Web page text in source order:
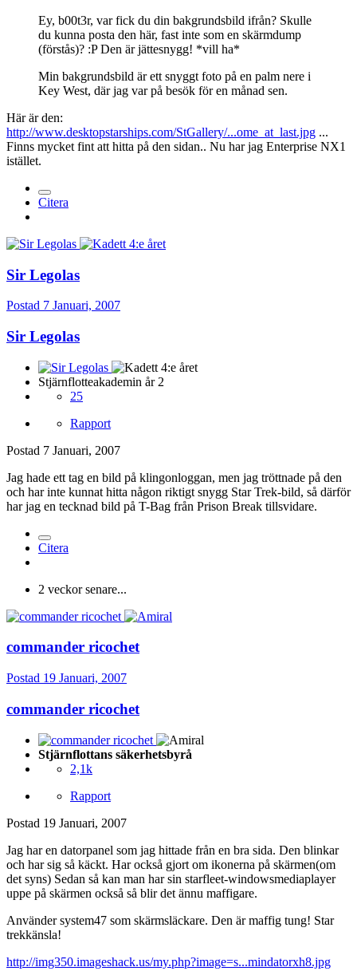
Ey, b00t3r, var fick du din bakgrundsbild ifrån? Skulle
du kunna posta den här, fast inte som en skärmdump
(förstås)? :P Den är jättesnygg! *vill ha*
Min bakgrundsbild är ett snyggt foto på en palm nere i
Key West, där jag var på besök för en månad sen.
Här är den:
http://www.desktopstarships.com/StGallery/...ome_at_last.jpg ...
Finns mycket fint att hitta på den sidan.. Nu har jag Enterprise NX1
istället.
Citera
Sir Legolas
Postad 7 Januari, 2007
Sir Legolas
Stjärnflotteakademin år 2
25
Rapport
Postad 7 Januari, 2007
Jag hade ett tag en bild på klingonloggan, men jag tröttnade på den
och har inte kunnat hitta någon riktigt snygg Star Trek-bild, så därför
har jag en tecknad bild på T-Bag från Prison Break tillsvidare.
Citera
2 veckor senare...
commander ricochet
Postad 19 Januari, 2007
commander ricochet
Stjärnflottans säkerhetsbyrå
2,1k
Rapport
Postad 19 Januari, 2007
Jag har en datorpanel som jag hittade från en bra sida. Den blinkar
och har sig så käckt. Har också gjort om ikonerna på skärmen(om
det syns) Sedan så kan man har sin starfleet-windowsmediaplayer
uppe på skärmen också så blir det ännu maffigare.
Använder system47 som skärmsläckare. Den är maffig tung! Star
trekkänsla!
http://img350.imageshack.us/my.php?image=s...mindatorxh8.jpg